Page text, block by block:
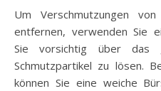
Um Verschmutzungen
entfernen, verwenden Sie
Sie vorsichtig über das
Schmutzpartikel zu lösen.
können Sie eine weiche